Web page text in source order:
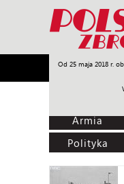
Od 25 maja 2018 r.
Armia
Armia
Polityka